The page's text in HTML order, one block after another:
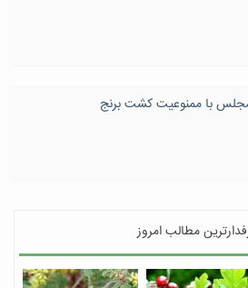
با ممنوعیت کشت برنج
مطالب امروز